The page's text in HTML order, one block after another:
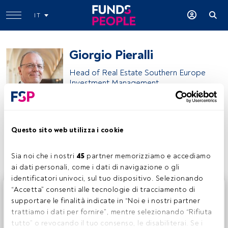
Questo sito web utilizza i cookie
Sia noi che i nostri 45 partner memorizziamo e accediamo
ai dati personali, come i dati di navigazione o gli
identificatori univoci, sul tuo dispositivo. Selezionando
“Accetta” consenti alle tecnologie di tracciamento di
supportare le finalità indicate in “Noi e i nostri partner
trattiamo i dati per fornire”, mentre selezionando “Rifiuta
tutto” o revocando il tuo consenso, le disabiliterai. Se i
IT
Giorgio Pieralli
Head of Real Estate Southern Europe
Investment Management
Condividi:
Questo è un articolo riservato agli utenti FundsPeople. Se
sei già registrato, accedi tramite il pulsante Login. Se non
hai ancora un account, ti invitiamo a registrarti per scoprire
tutti i contenuti che FundsPeople ha da offrire.